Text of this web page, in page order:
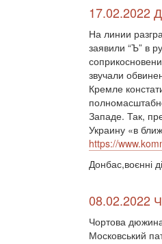
17.02.2022
На линии
заявили “Ъ” в
звучали
Кремле
Западе. Так,
Украину «в
https://
Донбас,воєнні
08.02.2022
Чортова
Московський